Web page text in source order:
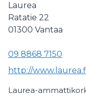
Laurea
Ratatie 22
01300 Vantaa
09 8868 7150
http://
Laurea-